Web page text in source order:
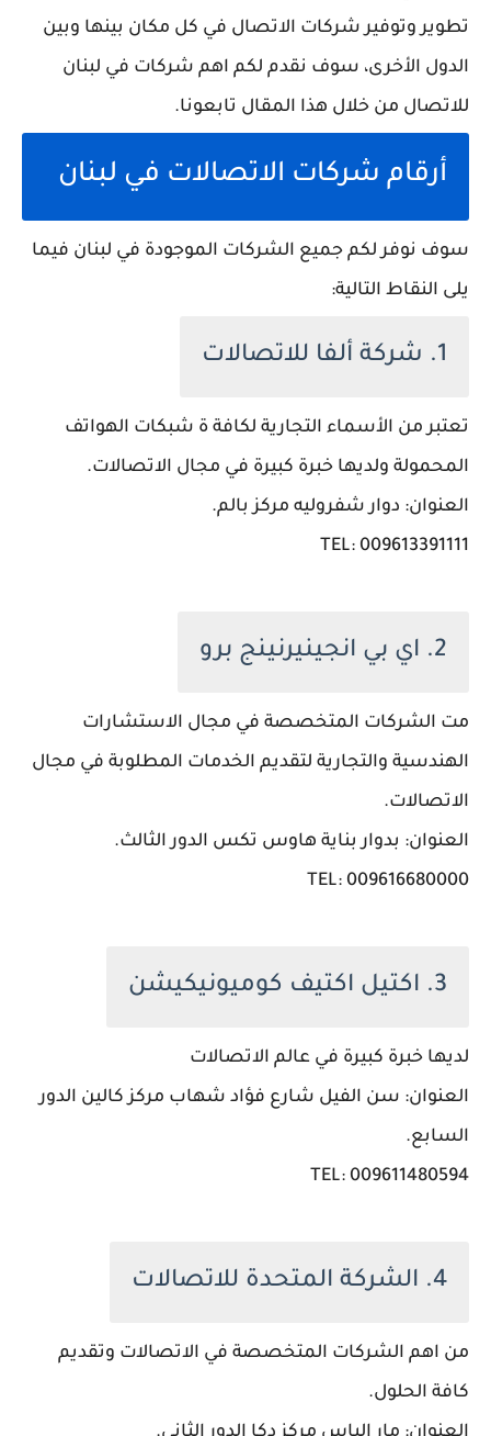
تطوير وتوفير شركات الاتصال في كل مكان بينها وبين
الدول الأخرى، سوف نقدم لكم اهم شركات في لبنان
للاتصال من خلال هذا المقال تابعونا.
أرقام شركات الاتصالات في لبنان
سوف نوفر لكم جميع الشركات الموجودة في لبنان فيما
يلى النقاط التالية:
1. شركة ألفا للاتصالات
تعتبر من الأسماء التجارية لكافة ة شبكات الهواتف
المحمولة ولديها خبرة كبيرة في مجال الاتصالات.
العنوان: دوار شفروليه مركز بالم.
TEL: 009613391111
2. اي بي انجينيرنينج برو
مت الشركات المتخصصة في مجال الاستشارات
الهندسية والتجارية لتقديم الخدمات المطلوبة في مجال
الاتصالات.
العنوان: بدوار بناية هاوس تكس الدور الثالث.
TEL: 009616680000
3. اكتيل اكتيف كوميونيكيشن
لديها خبرة كبيرة في عالم الاتصالات
العنوان: سن الفيل شارع فؤاد شهاب مركز كالين الدور
السابع.
TEL: 009611480594
4. الشركة المتحدة للاتصالات
من اهم الشركات المتخصصة في الاتصالات وتقديم
كافة الحلول.